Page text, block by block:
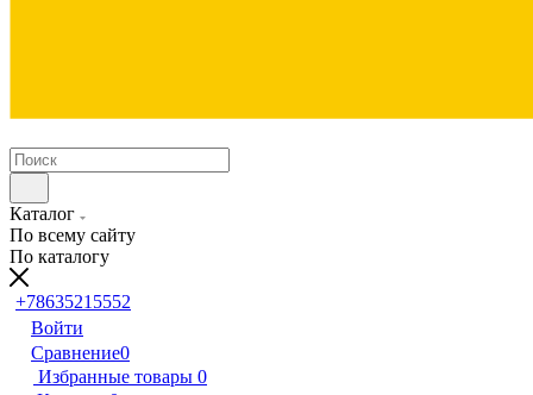
Каталог
По всему сайту
По каталогу
+78635215552
Войти
Сравнение0
Избранные товары 0